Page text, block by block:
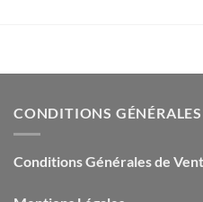
CONDITIONS
Conditions Générales de